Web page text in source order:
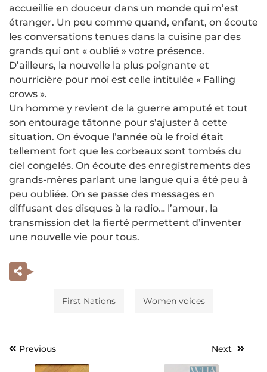
accueillie en douceur dans un monde qui m’est
étranger. Un peu comme quand, enfant, on écoute
les conversations tenues dans la cuisine par des
grands qui ont « oublié » votre présence.
D’ailleurs, la nouvelle la plus poignante et
nourricière pour moi est celle intitulée « Falling
crows ».
Un homme y revient de la guerre amputé et tout
son entourage tâtonne pour s’ajuster à cette
situation. On évoque l’année où le froid était
tellement fort que les corbeaux sont tombés du
ciel congelés. On écoute des enregistrements des
grands-mères parlant une langue qui a été peu à
peu oubliée. On se passe des messages en
diffusant des disques à la radio… l’amour, la
transmission det la fierté permettent d’inventer
une nouvelle vie pour tous.
First Nations Women voices
Navigation
Previous Next